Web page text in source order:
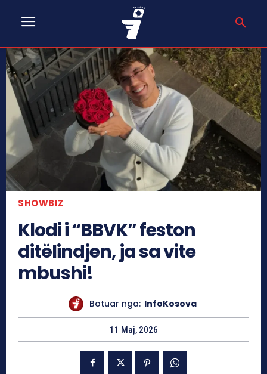
SHOWBIZ
Klodi i “BBVK” feston
ditëlindjen, ja sa vite
mbushi!
Botuar nga: InfoKosova
11 Maj, 2026